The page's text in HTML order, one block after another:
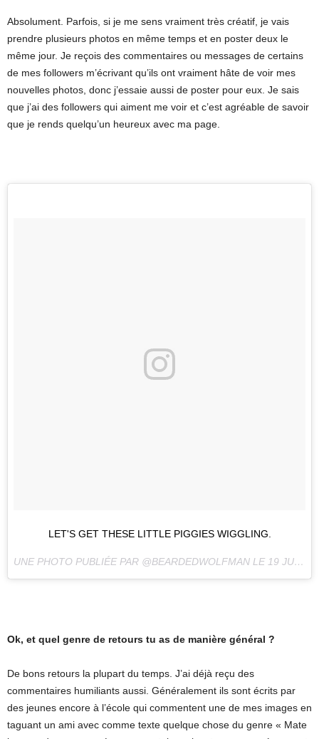
Absolument. Parfois, si je me sens vraiment très créatif, je vais
prendre plusieurs photos en même temps et en poster deux le
même jour. Je reçois des commentaires ou messages de certains
de mes followers m’écrivant qu’ils ont vraiment hâte de voir mes
nouvelles photos, donc j’essaie aussi de poster pour eux. Je sais
que j’ai des followers qui aiment me voir et c’est agréable de savoir
que je rends quelqu’un heureux avec ma page.
LET'S GET THESE LITTLE PIGGIES WIGGLING.
UNE PHOTO PUBLIÉE PAR @BEARDEDWOLFMAN LE 19 JUIN 2016 À 9H43 PDT
Ok, et quel genre de retours tu as de manière général ?
De bons retours la plupart du temps. J’ai déjà reçu des
commentaires humiliants aussi. Généralement ils sont écrits par
des jeunes encore à l’école qui commentent une de mes images en
taguant un ami avec comme texte quelque chose du genre « Mate